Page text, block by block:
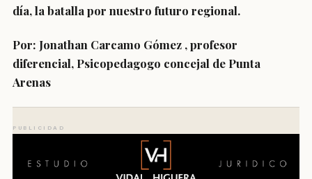
día, la batalla por nuestro futuro regional.
Por: Jonathan Carcamo Gómez , profesor
diferencial, Psicopedagogo concejal de Punta
Arenas
PUBLICIDAD